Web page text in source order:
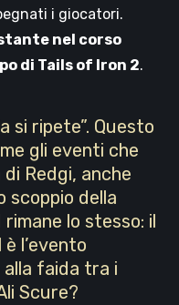
i giocatori.
nel corso
di Tails of Iron 2.
si ripete”. Questo
gli eventi che
Redgi, anche
scoppio della
lo stesso: il
l’evento
faida tra i
Scure?